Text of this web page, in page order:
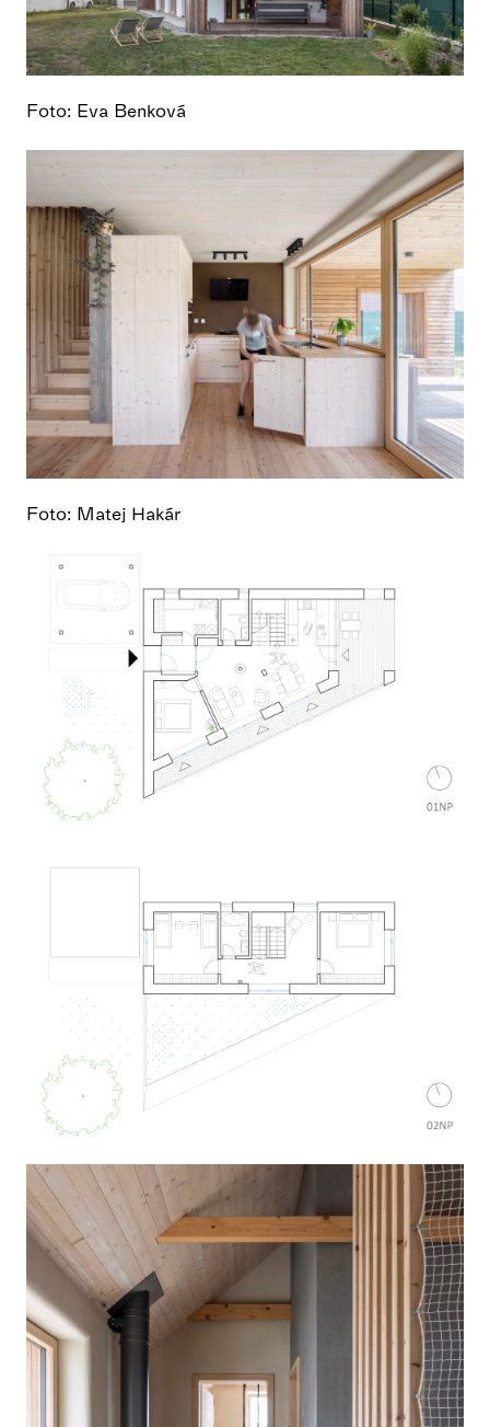
Foto: Eva Benková
Foto: Matej Hakár